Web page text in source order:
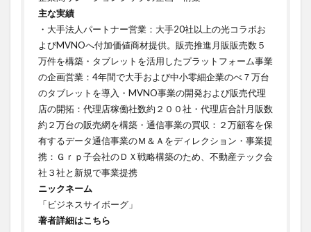
主な実績
・大手法人パートナー営業：大手20社以上の光コラボお
よびMVNOへ付加価値商材提供。販売推進月販販売数５
万件を構築・タブレットを活用したプラットフォーム事業
の企画営業：4年間で大手および中小零細企業のべ７万台
のタブレットを導入・MVNO事業の開発および販売代理
店の開拓：代理店稼働社数約２００社・代理店合計月販数
約２万台の販売網を構築・通信事業の買収：２万顧客を保
有するデータ通信事業のＭ＆Ａをディレクション・事業提
携：Ｇｒｐ子会社のＤＸ戦略構築のため、不動産テック会
社３社と新規で事業提携
ニックネーム
「ビジネスサイボーグ」
著者詳細はこちら